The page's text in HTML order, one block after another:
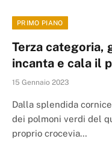
PRIMO PIANO
Terza categoria,
incanta e cala il
15 Gennaio 2023
Dalla splendida
dei polmoni verdi del
proprio crocevia…